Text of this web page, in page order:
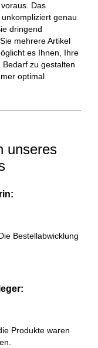
Das
genau
dringend
mehrere Artikel
es Ihnen, Ihre
zu gestalten
optimal
unseres
Bestellabwicklung
Produkte waren